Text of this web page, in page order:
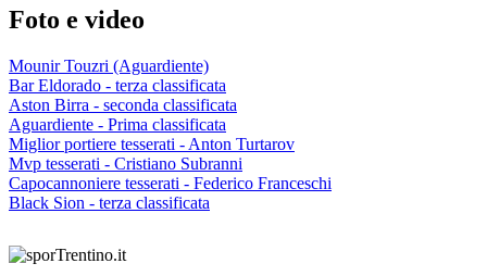
Foto e video
Mounir Touzri (Aguardiente)
Bar Eldorado - terza classificata
Aston Birra - seconda classificata
Aguardiente - Prima classificata
Miglior portiere tesserati - Anton Turtarov
Mvp tesserati - Cristiano Subranni
Capocannoniere tesserati - Federico Franceschi
Black Sion - terza classificata